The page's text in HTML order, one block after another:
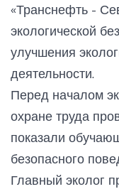
«Транснефть -
экологической
улучшения
деятельности.
Перед началом
охране труда
показали
безопасного
Главный эколог